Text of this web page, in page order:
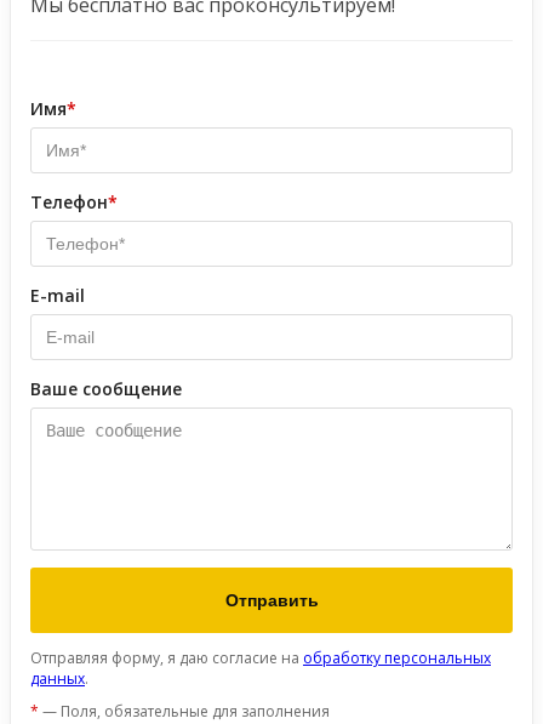
Имя*
Телефон*
E-mail
Ваше сообщение
Отправляя форму, я даю согласие на обработку персональных
данных.
* — Поля, обязательные для заполнения